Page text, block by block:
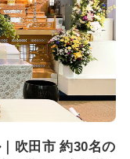
吹田市 約30名の